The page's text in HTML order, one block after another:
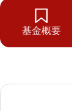
基金概要